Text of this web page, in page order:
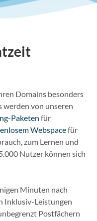
Domains besonders
werden von unseren
Paketen für
Webspacefür
zum Lernen und
Nutzer können sich
Minuten nach
Inklusiv-Leistungen
Postfächern